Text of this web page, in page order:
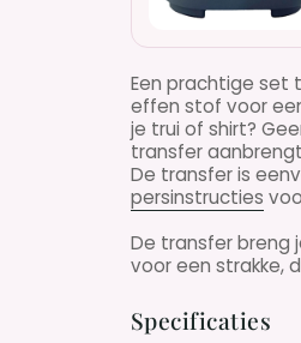
Een prachtige set
effen stof voor
je trui of shirt?
transfer
De transfer is
persinstructies
De transfer breng
voor een strakke,
Specificaties